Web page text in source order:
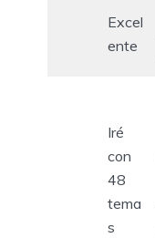
Excel
ente
Iré
con
48
tema
s